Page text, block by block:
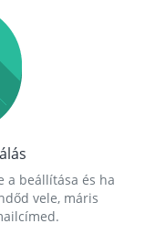
a beállítása és ha
vele, máris